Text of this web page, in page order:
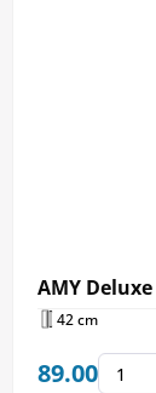
AMY
42 cm
89.00